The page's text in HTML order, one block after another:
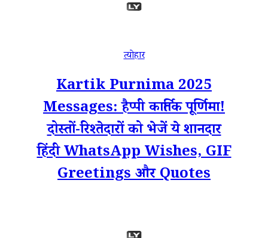
त्योहार
Kartik Purnima 2025
Messages: हैप्पी कार्तिक पूर्णिमा!
दोस्तों-रिश्तेदारों को भेजें ये शानदार
हिंदी WhatsApp Wishes, GIF
Greetings और Quotes